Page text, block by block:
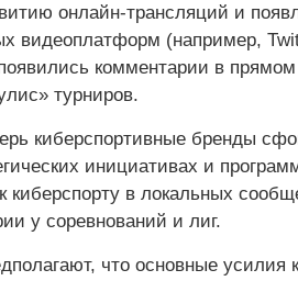
онлайн-трансляций и
видеоплатформ (например,
появились комментарии в
турниров.
киберспортивные бренды
инициативах и
киберспорту в локальных
у соревнований и лиг.
что основные усилия